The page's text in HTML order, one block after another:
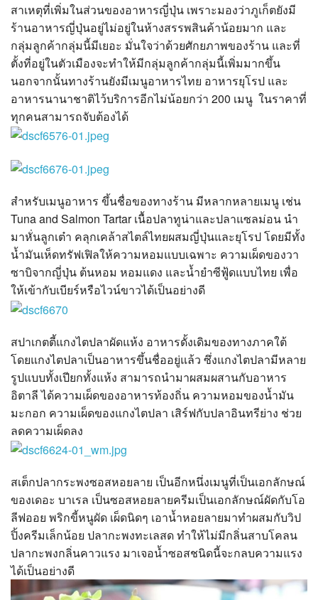
สาเหตุที่เพิ่มในส่วนของอาหารญี่ปุ่น เพราะมองว่าภูเก็ตยังมี
ร้านอาหารญี่ปุ่นอยู่ไม่อยู่ในห้างสรรพสินค้าน้อยมาก และ
กลุ่มลูกค้ากลุ่มนี้มีเยอะ มั่นใจว่าด้วยศักยภาพของร้าน และที่
ตั้งที่อยู่ในตัวเมืองจะทำให้มีกลุ่มลูกค้ากลุ่มนี้เพิ่มมากขึ้น
นอกจากนั้นทางร้านยังมีเมนูอาหารไทย อาหารยุโรป และ
อาหารนานาชาติไว้บริการอีกไม่น้อยกว่า 200 เมนู ในราคาที่
ทุกคนสามารถจับต้องได้
สำหรับเมนูอาหาร ขึ้นชื่อของทางร้าน มีหลากหลายเมนู เช่น
Tuna and Salmon Tartar เนื้อปลาทูน่าและปลาแซลม่อน นำ
มาหั่นลูกเต๋า คลุกเคล้าสไตล์ไทยผสมญี่ปุ่นและยุโรป โดยมีทั้ง
น้ำมันเห็ดทรัฟเฟิลให้ความหอมแบบเฉพาะ ความเผ็ดของวา
ซาบิจากญี่ปุ่น ต้นหอม หอมแดง และน้ำยำซีฟู้ดแบบไทย เพื่อ
ให้เข้ากับเบียร์หรือไวน์ขาวได้เป็นอย่างดี
สปาเกตตี้แกงไตปลาผัดแห้ง อาหารดั้งเดิมของทางภาคใต้
โดยแกงไตปลาเป็นอาหารขึ้นชื่ออยู่แล้ว ซึ่งแกงไตปลามีหลาย
รูปแบบทั้งเปียกทั้งแห้ง สามารถนำมาผสมผสานกับอาหาร
อิตาลี ได้ความเผ็ดของอาหารท้องถิ่น ความหอมของน้ำมัน
มะกอก ความเผ็ดของแกงไตปลา เสิร์ฟกับปลาอินทรีย่าง ช่วย
ลดความเผ็ดลง
สเต็กปลากระพงซอสหอยลาย เป็นอีกหนึ่งเมนูที่เป็นเอกลักษณ์
ของเดอะ บาเรล เป็นซอสหอยลายครีมเป็นเอกลักษณ์ผัดกับโอ
ลีฟออย พริกขี้หนูผัด เผ็ดนิดๆ เอาน้ำหอยลายมาทำผสมกับวิป
ปิ้งครีมเล็กน้อย ปลากะพงทะเลสด ทำให้ไม่มีกลิ่นสาบโคลน
ปลากะพงกลิ่นคาวแรง มาเจอน้ำซอสชนิดนี้จะกลบความแรง
ได้เป็นอย่างดี